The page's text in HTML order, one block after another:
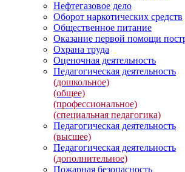
Нефтегазовое дело
Оборот наркотических средств
Общественное питание
Оказание первой помощи
Охрана труда
Оценочная деятельность
Педагогическая деятельность
(дошкольное)
(общее)
(профессиональное)
(специальная педагогика)
Педагогическая деятельность
(высшее)
Педагогическая деятельность
(дополнительное)
Пожарная безопасность